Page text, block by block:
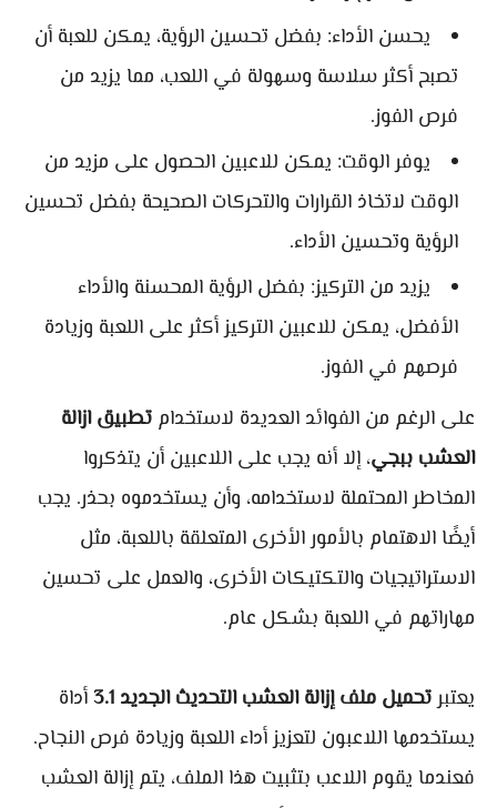
يحسن الأداء: بفضل تحسين الرؤية، يمكن للعبة أن
تصبح أكثر سلاسة وسهولة في اللعب، مما يزيد من
فرص الفوز.
يوفر الوقت: يمكن للاعبين الحصول على مزيد من
الوقت لاتخاذ القرارات والتحركات الصحيحة بفضل تحسين
الرؤية وتحسين الأداء.
يزيد من التركيز: بفضل الرؤية المحسنة والأداء
الأفضل، يمكن للاعبين التركيز أكثر على اللعبة وزيادة
فرصهم في الفوز.
على الرغم من الفوائد العديدة لاستخدام تطبيق ازالة
العشب ببجي، إلا أنه يجب على اللاعبين أن يتذكروا
المخاطر المحتملة لاستخدامه، وأن يستخدموه بحذر. يجب
أيضًا الاهتمام بالأمور الأخرى المتعلقة باللعبة، مثل
الاستراتيجيات والتكتيكات الأخرى، والعمل على تحسين
مهاراتهم في اللعبة بشكل عام.
يعتبرتحميل ملف إزالة العشب التحديث الجديد 3.1
أداة
يستخدمها اللاعبون لتعزيز أداء اللعبة وزيادة فرص النجاح.
فعندما يقوم اللاعب بتثبيت هذا الملف، يتم إزالة العشب